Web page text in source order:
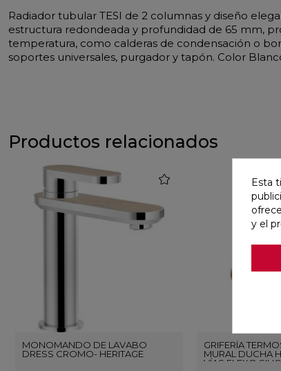
Radiador tubular TESI de 2 columnas y diseño
estructura redondeada y profundidad de 65 mm,
temperatura, como calderas de condensación o
soportes universales, purgador y tapón. Color
Productos relacionados
MONOMANDO DE LAVABO
DRESS CROMO- HERITAGE
GRIFERÍA
MURAL DUCHA
VÍAS FLEXO
Esta
y el